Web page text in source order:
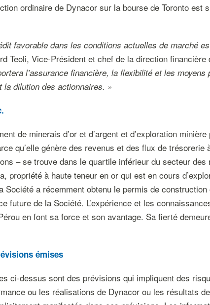
ordinaire de Dynacor sur la bourse de Toronto
favorable dans les conditions actuelles de marché
Teoli, Vice-Président et chef de la direction
l’assurance financière, la flexibilité et les
la dilution des actionnaires. »
de minerais d’or et d’argent et d’exploration
qu’elle génère des revenus et des flux de
– se trouve dans le quartile inférieur du secteur
propriété à haute teneur en or qui est en cours
Société a récemment obtenu le permis de
future de la Société. L’expérience et les
en font sa force et son avantage. Sa fierté
émises
ci-dessus sont des prévisions qui impliquent des
ou les réalisations de Dynacor ou les résultats